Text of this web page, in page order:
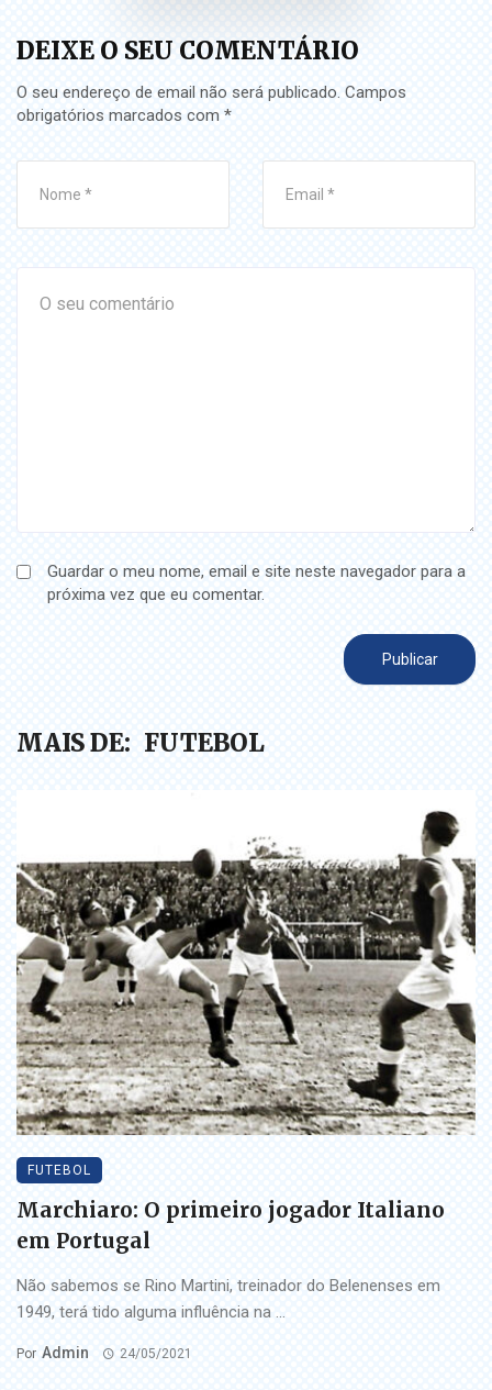
DEIXE O SEU COMENTÁRIO
O seu endereço de email não será publicado. Campos
obrigatórios marcados com *
Guardar o meu nome, email e site neste navegador para a
próxima vez que eu comentar.
MAIS DE: FUTEBOL
FUTEBOL
Marchiaro: O primeiro jogador Italiano
em Portugal
Não sabemos se Rino Martini, treinador do Belenenses em
1949, terá tido alguma influência na ...
Por Admin 24/05/2021